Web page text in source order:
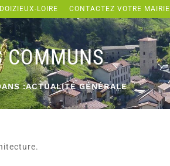
LOIRE CONTACTEZ VOTRE MAIRIE
COMMUNS
:ACTUALITÉ GÉNÉRALE